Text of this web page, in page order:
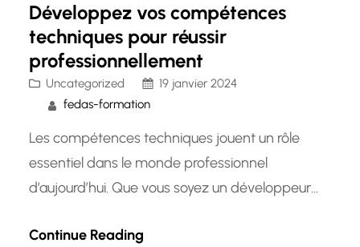
Développez vos compétences
techniques pour réussir
professionnellement
Uncategorized
19 janvier 2024
fedas-formation
Les compétences techniques jouent un rôle
essentiel dans le monde professionnel
d’aujourd’hui. Que vous soyez un développeur
autre professionnel travaillant dans un domaine
Continue Reading